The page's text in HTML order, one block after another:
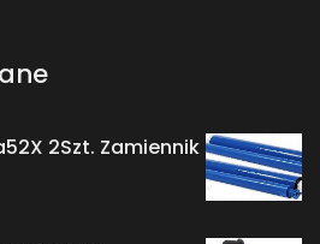
2Szt. Zamiennik